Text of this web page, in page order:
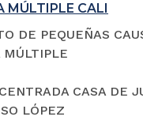
MÚLTIPLE CALI
DE PEQUEÑAS
MÚLTIPLE
CASA DE
LÓPEZ